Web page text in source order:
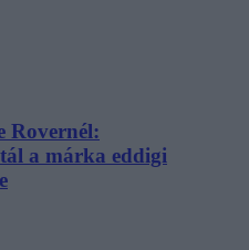
Rovernél:
a márka eddigi